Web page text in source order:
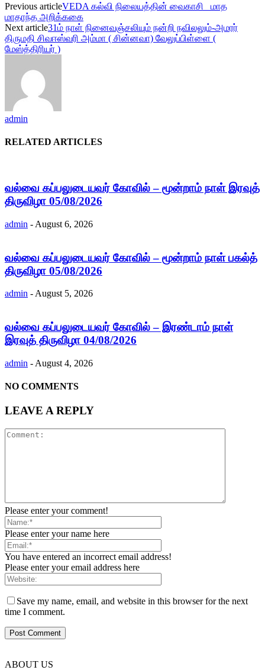
Previous articleVEDA கல்வி நிலையத்தின் வைகாசி மாத
மாதாந்த அறிக்ககை
Next article31ம் நாள் நினைவஞ்சலியும் நன்றி நவிலலும்-அமரர்
திருமதி சிவஈஸ்வரி அம்மா ( சின்னவா) வேலுப்பிள்ளை (
மேஸ்த்திரியர் )
admin
RELATED ARTICLES
வல்வை கப்பலுடையவர் கோவில் – மூன்றாம் நாள் இரவுத்
திருவிழா 05/08/2026
admin - August 6, 2026
வல்வை கப்பலுடையவர் கோவில் – மூன்றாம் நாள் பகல்த்
திருவிழா 05/08/2026
admin - August 5, 2026
வல்வை கப்பலுடையவர் கோவில் – இரண்டாம் நாள்
இரவுத் திருவிழா 04/08/2026
admin - August 4, 2026
NO COMMENTS
LEAVE A REPLY
Please enter your comment!
Please enter your name here
You have entered an incorrect email address!
Please enter your email address here
Save my name, email, and website in this browser for the next
time I comment.
ABOUT US